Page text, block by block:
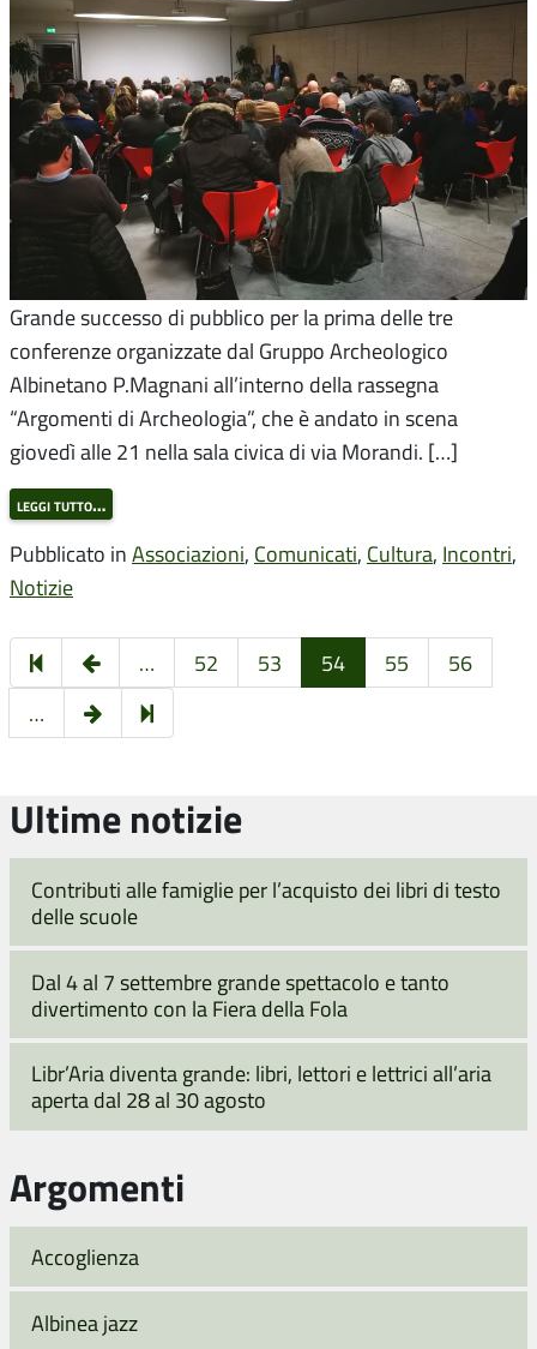
Grande successo di pubblico per la prima delle tre
conferenze organizzate dal Gruppo Archeologico
Albinetano P.Magnani all’interno della rassegna
“Argomenti di Archeologia”, che è andato in scena
giovedì alle 21 nella sala civica di via Morandi. […]
leggi tutto…
Pubblicato in Associazioni, Comunicati, Cultura, Incontri,
Notizie
Pagina
precedente
… 52 53 54 55
56
…
Pagina
successiva
64
Ultime notizie
Contributi alle famiglie per l’acquisto dei libri di testo
delle scuole
Dal 4 al 7 settembre grande spettacolo e tanto
divertimento con la Fiera della Fola
Libr’Aria diventa grande: libri, lettori e lettrici all’aria
aperta dal 28 al 30 agosto
Argomenti
Accoglienza
Albinea jazz